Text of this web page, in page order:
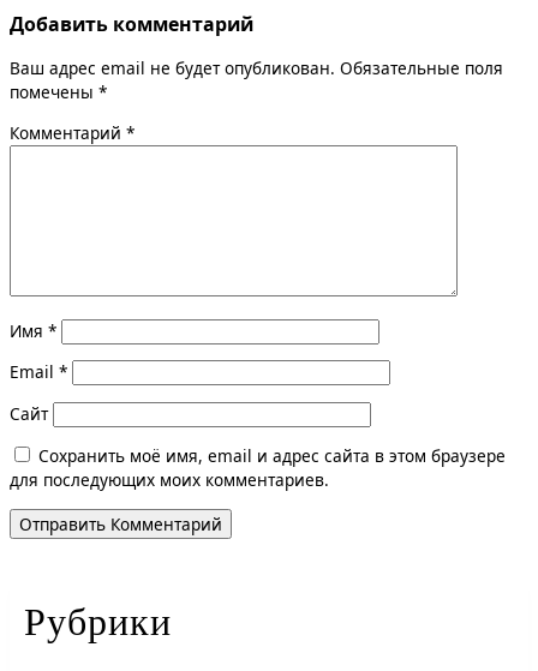
Добавить комментарий
Ваш адрес email не будет опубликован. Обязательные поля
помечены *
Комментарий *
Имя *
Email *
Сайт
Сохранить моё имя, email и адрес сайта в этом браузере
для последующих моих комментариев.
Рубрики